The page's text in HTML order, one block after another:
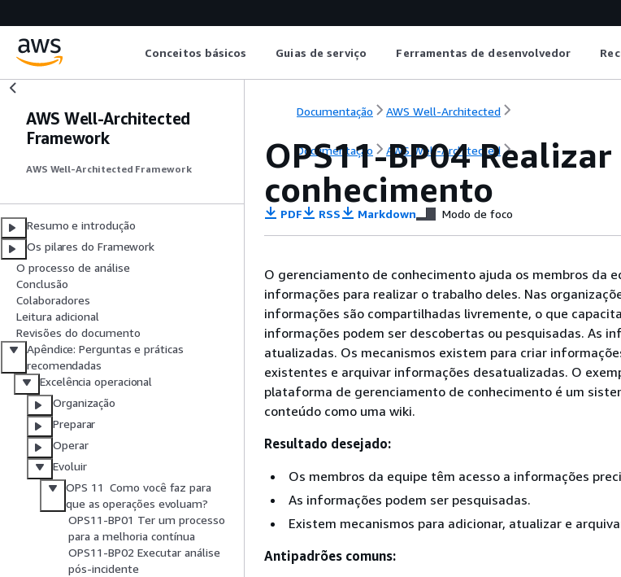
Conceitos básicos Guias de serviço Ferramentas de desenvolvedor
AWS Well-Architected
Framework
AWS Well-Architected Framework
Resumo e introdução
Os pilares do Framework
O processo de análise
Conclusão
Colaboradores
Leitura adicional
Revisões do documento
Apêndice: Perguntas e práticas
recomendadas
Excelência operacional
Organização
Preparar
Operar
Evoluir
OPS 11 Como você faz para
que as operações evoluam?
OPS11-BP01 Ter um processo
para a melhoria contínua
OPS11-BP02 Executar análise
pós-incidente
Documentação AWS Well-Architected
Documentação AWS Well-Architected
OPS11-BP04
conhecimento
PDF RSS Markdown Modo de foco
O gerenciamento de conhecimento ajuda os membros da
informações para realizar o trabalho deles. Nas
informações são compartilhadas livremente, o que
informações podem ser descobertas ou pesquisadas. As
atualizadas. Os mecanismos existem para criar
existentes e arquivar informações desatualizadas. O
plataforma de gerenciamento de conhecimento é um
conteúdo como uma wiki.
Resultado desejado:
Os membros da equipe têm acesso a informações
As informações podem ser pesquisadas.
Existem mecanismos para adicionar, atualizar e
Antipadrões comuns: